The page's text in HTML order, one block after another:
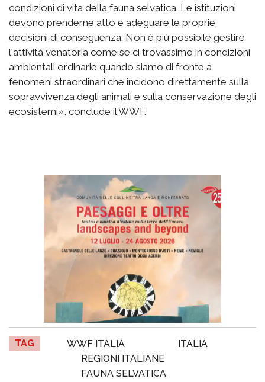
condizioni di vita della fauna selvatica. Le istituzioni
devono prenderne atto e adeguare le proprie
decisioni di conseguenza. Non è più possibile gestire
l'attività venatoria come se ci trovassimo in condizioni
ambientali ordinarie quando siamo di fronte a
fenomeni straordinari che incidono direttamente sulla
sopravvivenza degli animali e sulla conservazione degli
ecosistemi», conclude il WWF.
TAG WWF ITALIA
ITALIA
REGIONI ITALIANE
FAUNA SELVATICA